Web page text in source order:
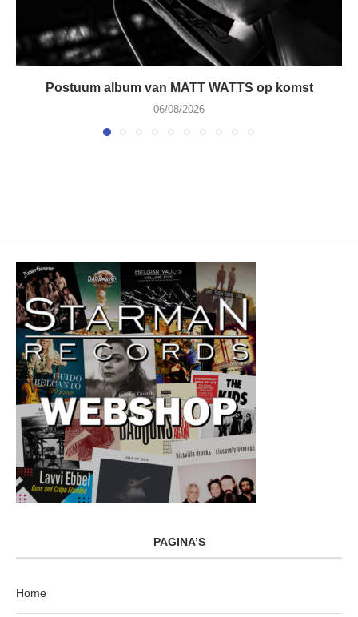
Postuum album van MATT WATTS op komst
06/08/2026
PAGINA’S
Home